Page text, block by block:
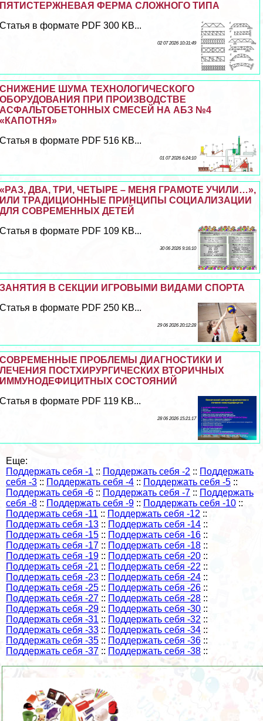
ПЯТИСТЕРЖНЕВАЯ ФЕРМА СЛОЖНОГО ТИПА
Статья в формате PDF 300 KB...
02 07 2026 10:31:49
СНИЖЕНИЕ ШУМА ТЕХНОЛОГИЧЕСКОГО
ОБОРУДОВАНИЯ ПРИ ПРОИЗВОДСТВЕ
АСФАЛЬТОБЕТОННЫХ СМЕСЕЙ НА АБЗ №4
«КАПОТНЯ»
Статья в формате PDF 516 KB...
01 07 2026 6:24:10
«РАЗ, ДВА, ТРИ, ЧЕТЫРЕ – МЕНЯ ГРАМОТЕ УЧИЛИ…»,
ИЛИ ТРАДИЦИОННЫЕ ПРИНЦИПЫ СОЦИАЛИЗАЦИИ
ДЛЯ СОВРЕМЕННЫХ ДЕТЕЙ
Статья в формате PDF 109 KB...
30 06 2026 9:16:10
ЗАНЯТИЯ В СЕКЦИИ ИГРОВЫМИ ВИДАМИ СПОРТА
Статья в формате PDF 250 KB...
29 06 2026 20:12:28
СОВРЕМЕННЫЕ ПРОБЛЕМЫ ДИАГНОСТИКИ И
ЛЕЧЕНИЯ ПОСТХИРУРГИЧЕСКИХ ВТОРИЧНЫХ
ИММУНОДЕФИЦИТНЫХ СОСТОЯНИЙ
Статья в формате PDF 119 KB...
28 06 2026 15:21:17
Еще:
Поддержать себя -1 :: Поддержать себя -2 :: Поддержать
себя -3 :: Поддержать себя -4 :: Поддержать себя -5 ::
Поддержать себя -6 :: Поддержать себя -7 :: Поддержать
себя -8 :: Поддержать себя -9 :: Поддержать себя -10 ::
Поддержать себя -11 :: Поддержать себя -12 ::
Поддержать себя -13 :: Поддержать себя -14 ::
Поддержать себя -15 :: Поддержать себя -16 ::
Поддержать себя -17 :: Поддержать себя -18 ::
Поддержать себя -19 :: Поддержать себя -20 ::
Поддержать себя -21 :: Поддержать себя -22 ::
Поддержать себя -23 :: Поддержать себя -24 ::
Поддержать себя -25 :: Поддержать себя -26 ::
Поддержать себя -27 :: Поддержать себя -28 ::
Поддержать себя -29 :: Поддержать себя -30 ::
Поддержать себя -31 :: Поддержать себя -32 ::
Поддержать себя -33 :: Поддержать себя -34 ::
Поддержать себя -35 :: Поддержать себя -36 ::
Поддержать себя -37 :: Поддержать себя -38 ::